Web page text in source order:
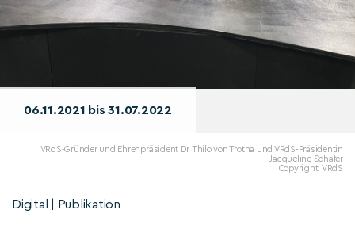
06.11.2021 bis 31.07.2022
VRdS-Gründer und Ehrenpräsident Dr. Thilo von Trotha und VRdS-Präsidentin
Jacqueline Schäfer
Copyright: VRdS
Digital | Publikation